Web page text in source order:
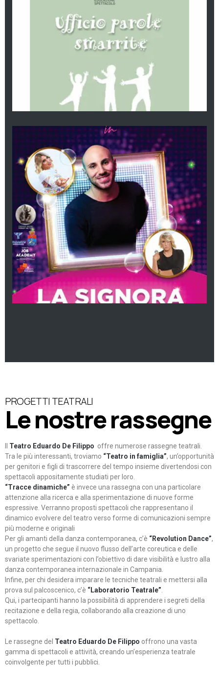
PROGETTI TEATRALI
Le nostre rassegne
Teatro Eduardo De Filippo offre numerose rassegne teatrali.
Tra le più interessanti, troviamo “Teatro in famiglia”, un’opportunità
per genitori e figli di trascorrere del tempo insieme divertendosi con
spettacoli appositamente studiati per loro.
“Tracce dinamiche” è invece una rassegna con una particolare
attenzione alla ricerca e alla sperimentazione di nuove forme
espressive. Verranno proposti spettacoli che rappresentano il
dinamico evolvere del teatro verso forme di comunicazioni sempre
più moderne e originali
Per gli amanti della danza contemporanea, c’è “Revolution Dance”,
un progetto che segue il nuovo flusso dell’arte coreutica e delle
svariate sperimentazioni con l’obiettivo di dare visibilità e lustro alla
danza contemporanea internazionale in Campania.
Infine, per chi desidera imparare le tecniche teatrali e mettersi alla
prova sul palcoscenico, c’è “Laboratorio Teatrale”
Qui, i partecipanti hanno la possibilità di apprendere i segreti della
recitazione e della regia, collaborando alla creazione di uno
spettacolo.
Le rassegne del Teatro Eduardo De Filippo offrono una vasta
gamma di spettacoli e attività, creando un’esperienza teatrale
coinvolgente per tutti i pubblici.